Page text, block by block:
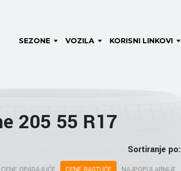
SEZONE VOZILA KORISNI LINKOVI
205 55 R17
Sortiranje po: